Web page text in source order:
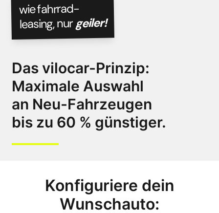
wie fahrrad-
leasing, nurgeiler!
Das vilocar-Prinzip:
Maximale Auswahl
an Neu-Fahrzeugen
bis zu 60 % günstiger.
Konfiguriere dein
Wunschauto: